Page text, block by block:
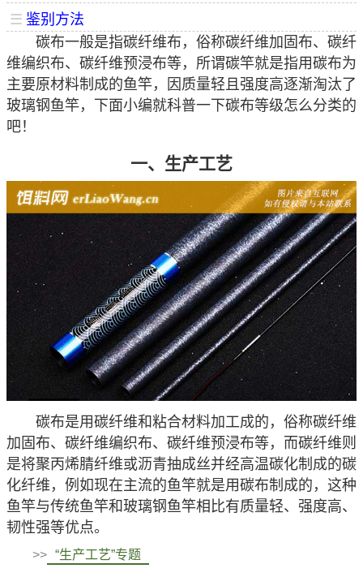
☰ 鉴别方法
碳布一般是指碳纤维布，俗称碳纤维加固布、碳纤
维编织布、碳纤维预浸布等，所谓碳竿就是指用碳布为
主要原材料制成的鱼竿，因质量轻且强度高逐渐淘汰了
玻璃钢鱼竿，下面小编就科普一下碳布等级怎么分类的
吧！
一、生产工艺
碳布是用碳纤维和粘合材料加工成的，俗称碳纤维
加固布、碳纤维编织布、碳纤维预浸布等，而碳纤维则
是将聚丙烯腈纤维或沥青抽成丝并经高温碳化制成的碳
化纤维，例如现在主流的鱼竿就是用碳布制成的，这种
鱼竿与传统鱼竿和玻璃钢鱼竿相比有质量轻、强度高、
韧性强等优点。
>> “生产工艺”专题